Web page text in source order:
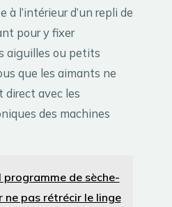
à l’intérieur d’un repli de
pour y fixer
aiguilles ou petits
que les aimants ne
direct avec les
des machines
programme de sèche-
ne pas rétrécir le linge